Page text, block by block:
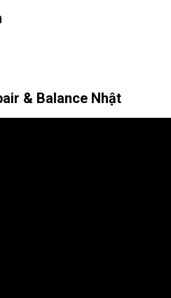
& Balance Nhật